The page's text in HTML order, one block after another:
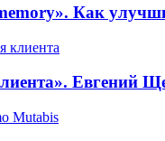
Как
Евгений